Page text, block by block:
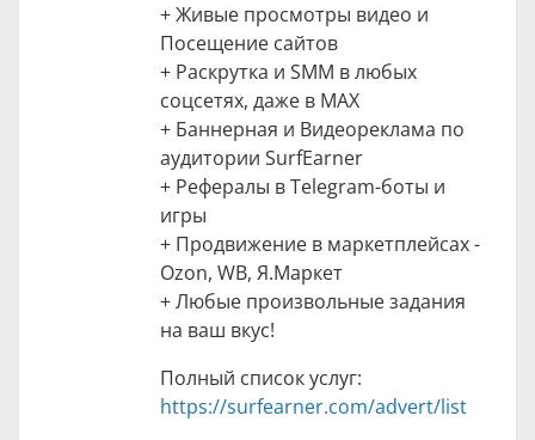
+ Живые просмотры видео и
Посещение сайтов
+ Раскрутка и SMM в любых
соцсетях, даже в MAX
+ Баннерная и Видеореклама по
аудитории SurfEarner
+ Рефералы в Telegram-боты и
игры
+ Продвижение в маркетплейсах -
Ozon, WB, Я.Маркет
+ Любые произвольные задания
на ваш вкус!
Полный список услуг:
https://surfearner.com/advert/list